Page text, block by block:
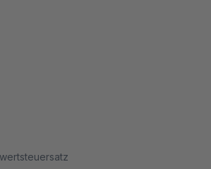
Plugins im Jahre 2020. Wir